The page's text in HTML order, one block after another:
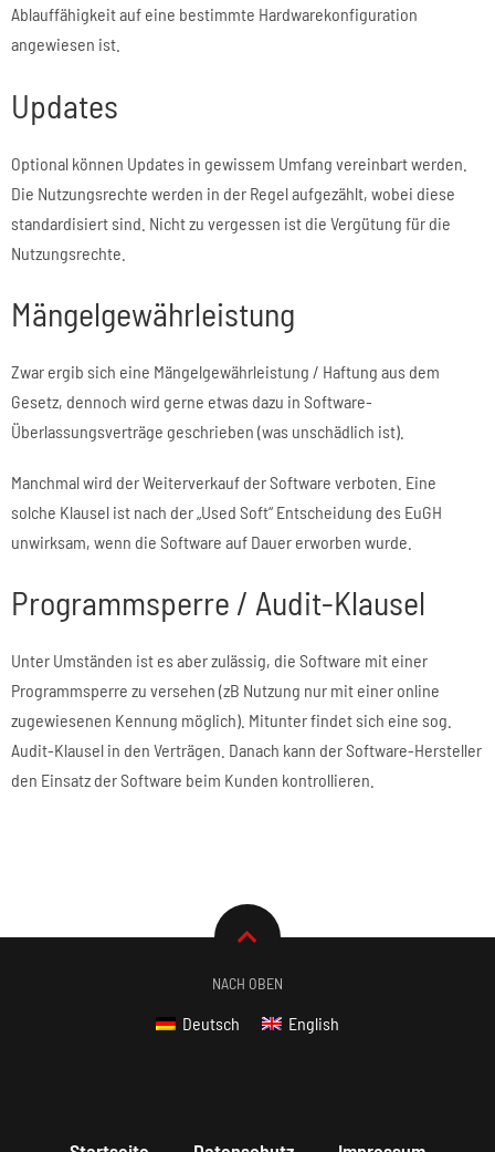
Ablauffähigkeit auf eine bestimmte Hardwarekonfiguration
angewiesen ist.
Updates
Optional können Updates in gewissem Umfang vereinbart werden.
Die Nutzungsrechte werden in der Regel aufgezählt, wobei diese
standardisiert sind. Nicht zu vergessen ist die Vergütung für die
Nutzungsrechte.
Mängelgewährleistung
Zwar ergib sich eine Mängelgewährleistung / Haftung aus dem
Gesetz, dennoch wird gerne etwas dazu in Software-
Überlassungsverträge geschrieben (was unschädlich ist).
Manchmal wird der Weiterverkauf der Software verboten. Eine
solche Klausel ist nach der „Used Soft“ Entscheidung des EuGH
unwirksam, wenn die Software auf Dauer erworben wurde.
Programmsperre / Audit-Klausel
Unter Umständen ist es aber zulässig, die Software mit einer
Programmsperre zu versehen (zB Nutzung nur mit einer online
zugewiesenen Kennung möglich). Mitunter findet sich eine sog.
Audit-Klausel in den Verträgen. Danach kann der Software-Hersteller
den Einsatz der Software beim Kunden kontrollieren.
NACH OBEN
Deutsch English